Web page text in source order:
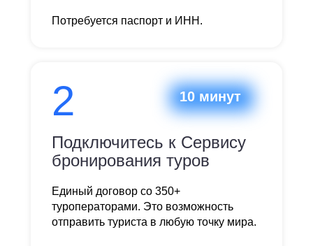
Потребуется паспорт и ИНН.
2
Подключитесь к Сервису
бронирования туров
Единый договор со 350+
туроператорами. Это возможность
отправить туриста в любую точку мира.
10 минут